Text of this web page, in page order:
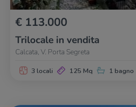
€ 113.000
Trilocale in vendita
Calcata, V. Porta Segreta
3 locali 125 Mq 1 bagno